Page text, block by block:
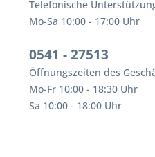
Telefonische
Mo-Sa 10:00 - 17:00 Uhr
0541 - 27513
Öffnungszeiten des
Mo-Fr 10:00 - 18:30 Uhr
Sa 10:00 - 18:00 Uhr